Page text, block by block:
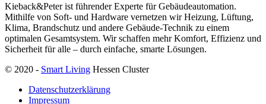
Kieback&Peter ist führender Experte für Gebäudeautomation.
Mithilfe von Soft- und Hardware vernetzen wir Heizung, Lüftung,
Klima, Brandschutz und andere Gebäude-Technik zu einem
optimalen Gesamtsystem. Wir schaffen mehr Komfort, Effizienz und
Sicherheit für alle – durch einfache, smarte Lösungen.
© 2020 - Smart Living Hessen Cluster
Datenschutzerklärung
Impressum